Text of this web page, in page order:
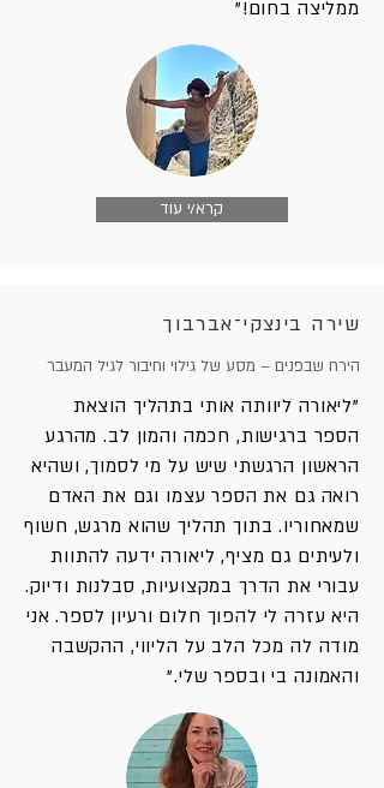
ממליצה בחום!"
קרא/י עוד
שירה בינצקי־אברבוך
הירח שבפנים – מסע של גילוי וחיבור לגיל המעבר
"ליאורה ליוותה אותי בתהליך הוצאת
הספר ברגישות, חכמה והמון לב. מהרגע
הראשון הרגשתי שיש על מי לסמוך, ושהיא
רואה גם את הספר עצמו וגם את האדם
שמאחוריו. בתוך תהליך שהוא מרגש, חשוף
ולעיתים גם מציף, ליאורה ידעה להתוות
עבורי את הדרך במקצועיות, סבלנות ודיוק.
היא עזרה לי להפוך חלום ורעיון לספר. אני
מודה לה מכל הלב על הליווי, ההקשבה
והאמונה בי ובספר שלי."